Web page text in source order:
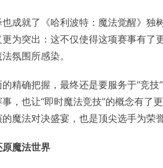
成就了《哈利波特：魔法觉醒》独
为突出：这不仅使得这项赛事有了
氛围所感染。
精确把握，最终还是要服务于“竞技
，也让“即时魔法竞技”的概念有了
魔法对决盛宴，也是顶尖选手为荣
魔法世界